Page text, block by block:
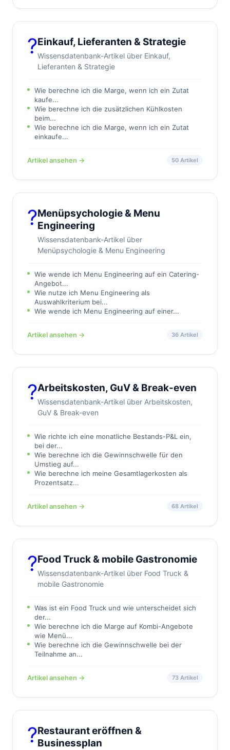
?Einkauf, Lieferanten & Strategie
Wissensdatenbank-Artikel über Einkauf,
Lieferanten & Strategie
Wie berechne ich die Marge, wenn ich ein Zutat
kaufe...
Wie berechne ich die zusätzlichen Kühlkosten
beim...
Wie berechne ich die Marge, wenn ich ein Zutat
einkaufe...
Artikel ansehen → 50 Artikel
?Menüpsychologie & Menu
Engineering
Wissensdatenbank-Artikel über
Menüpsychologie & Menu Engineering
Wie wende ich Menu Engineering auf ein Catering-
Angebot...
Wie nutze ich Menu Engineering als
Auswahlkriterium bei...
Wie wende ich Menu Engineering auf einer...
Artikel ansehen → 36 Artikel
?Arbeitskosten, GuV & Break-even
Wissensdatenbank-Artikel über Arbeitskosten,
GuV & Break-even
Wie richte ich eine monatliche Bestands-P&L ein,
bei der...
Wie berechne ich die Gewinnschwelle für den
Umstieg auf...
Wie berechne ich meine Gesamtlagerkosten als
Prozentsatz...
Artikel ansehen → 68 Artikel
?Food Truck & mobile Gastronomie
Wissensdatenbank-Artikel über Food Truck &
mobile Gastronomie
Was ist ein Food Truck und wie unterscheidet sich
der...
Wie berechne ich die Marge auf Kombi-Angebote
wie Menü...
Wie berechne ich die Gewinnschwelle bei der
Teilnahme an...
Artikel ansehen → 73 Artikel
?️Restaurant eröffnen &
Businessplan